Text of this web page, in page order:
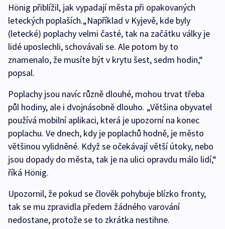
Hönig přiblížil, jak vypadají města při opakovaných
leteckých poplaších.„Například v Kyjevě, kde byly
(letecké) poplachy velmi časté, tak na začátku války je
lidé uposlechli, schovávali se. Ale potom by to
znamenalo, že musíte být v krytu šest, sedm hodin,“
popsal.
Poplachy jsou navíc různě dlouhé, mohou trvat třeba
půl hodiny, ale i dvojnásobně dlouho. „Většina obyvatel
používá mobilní aplikaci, která je upozorní na konec
poplachu. Ve dnech, kdy je poplachů hodně, je město
většinou vylidněné. Když se očekávají větší útoky, nebo
jsou dopady do města, tak je na ulici opravdu málo lidí,“
říká Hönig.
Upozornil, že pokud se člověk pohybuje blízko fronty,
tak se mu zpravidla předem žádného varování
nedostane, protože se to zkrátka nestihne.